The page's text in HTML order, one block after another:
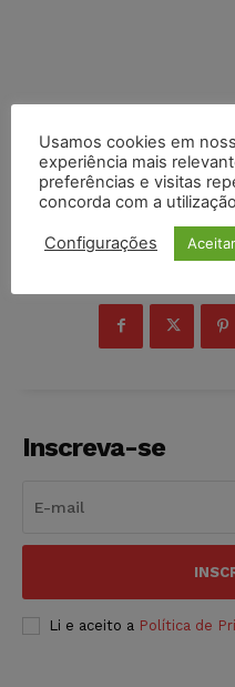
Inscreva-se
Li e aceito a Política de
Usamos cookies em
experiência mais
preferências e visitas
concorda com a
Configurações Aceitar